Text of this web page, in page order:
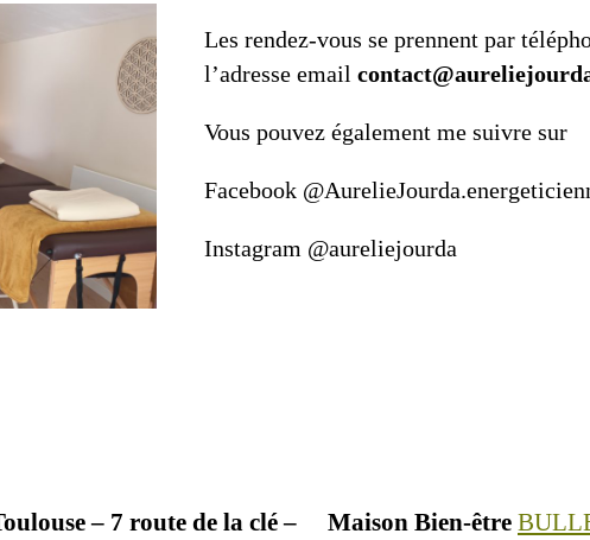
Les rendez-vous se prennent par
l’adresse email
Vous pouvez également me suivre sur
Facebook
Instagram @aureliejourda
– 7 route de la clé –
Maison Bien-être